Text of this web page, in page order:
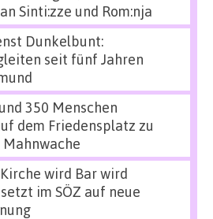
Sinti:zze und Rom:nja
Dunkelbunt:
seit fünf Jahren
350 Menschen
dem Friedensplatz zu
Kirche wird Bar wird
im SÖZ auf neue